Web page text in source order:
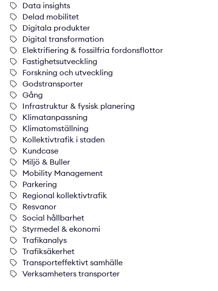
Data insights
Delad mobilitet
Digitala produkter
Digital transformation
Elektrifiering & fossilfria fordonsflottor
Fastighetsutveckling
Forskning och utveckling
Godstransporter
Gång
Infrastruktur & fysisk planering
Klimatanpassning
Klimatomställning
Kollektivtrafik i staden
Kundcase
Miljö & Buller
Mobility Management
Parkering
Regional kollektivtrafik
Resvanor
Social hållbarhet
Styrmedel & ekonomi
Trafikanalys
Trafiksäkerhet
Transporteffektivt samhälle
Verksamheters transporter